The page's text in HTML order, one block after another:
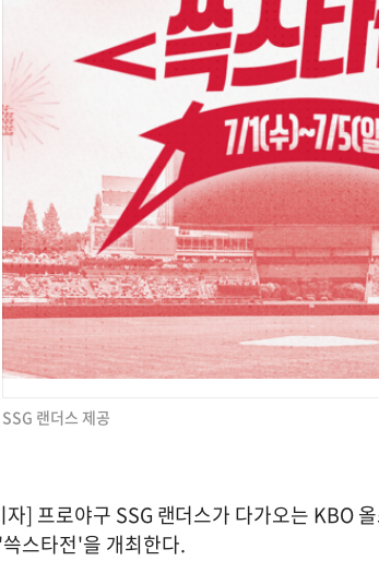
SSG 랜더스 제공
] 프로야구 SSG 랜더스가 다가오는 KBO
스타전'을 개최한다.